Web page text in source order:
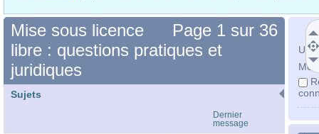
Mot
Page 1 sur 36
Mise sous licence
libre : questions pratiques et
juridiques
Sujets
Dernier
message